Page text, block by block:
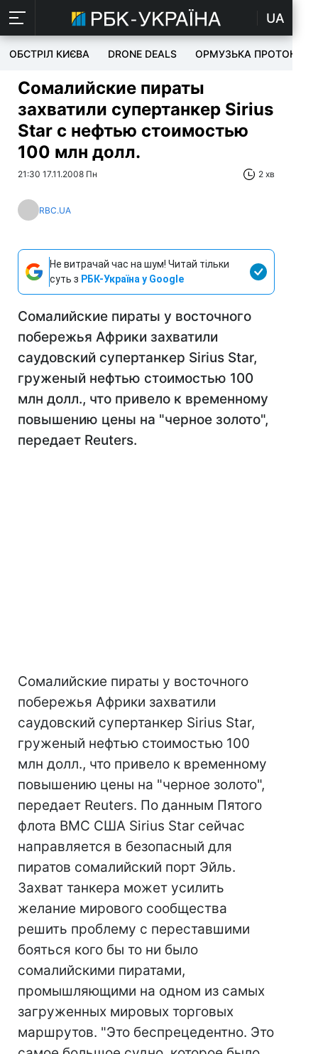
UA
ОБСТРІЛ КИЄВА DRONE DEALS ОРМУЗЬКА ПРОТОКА
Сомалийские пираты
захватили супертaнкep Sirius
Star с нефтью стоимостью
100 млн долл.
21:30 17.11.2008 Пн 2 хв
RBC.UA
Не витрачай час на шум! Читай тільки
суть з РБК-Україна у Google
Сомалийские пираты у восточного
побережья Африки захватили
саудовский супертанкер Sirius Star,
груженый нефтью стоимостью 100
млн долл., что привело к временному
повышению цены на "черное золото",
передает Reuters.
Сомалийские пираты у восточного
побережья Африки захватили
саудовский супертанкер Sirius Star,
груженый нефтью стоимостью 100
млн долл., что привело к временному
повышению цены на "черное золото",
передает Reuters. По данным Пятого
флота ВМС США Sirius Star сейчас
направляется в безопасный для
пиратов сомалийский порт Эйль.
Захват танкера может усилить
желание мирового сообщества
решить проблему с переставшими
бояться кого бы то ни было
сомалийскими пиратами,
промышляющими на одном из самых
загруженных мировых торговых
маршрутов. "Это беспрецедентно. Это